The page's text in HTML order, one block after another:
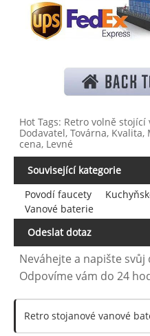
Hot Tags: Retro volně
Dodavatel, Továrna,
cena, Levné
Související kategorie
Povodí faucety
Vanové baterie
Odeslat dotaz
Neváhejte a napište
Odpovíme vám do 24